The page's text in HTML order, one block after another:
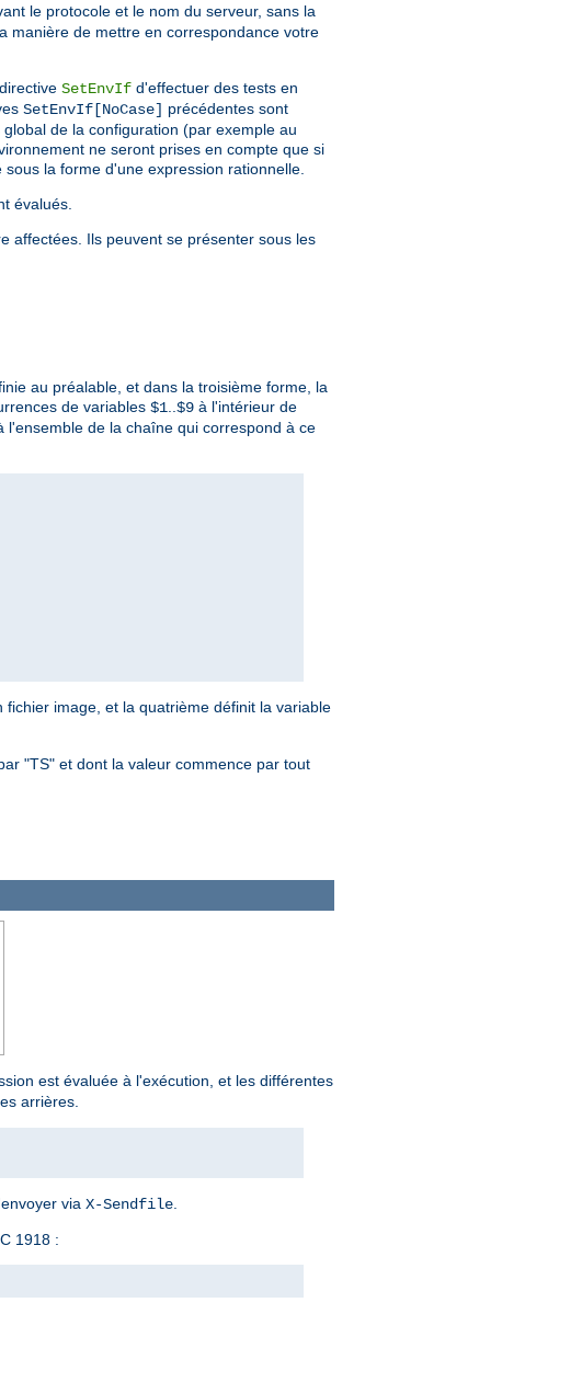
le protocole et le nom du serveur, sans la
manière de mettre en correspondance votre
SetEnvIf d'effectuer des tests en
SetEnvIf[NoCase] précédentes sont
de la configuration (par exemple au
ne seront prises en compte que si
la forme d'une expression rationnelle.
évalués.
affectées. Ils peuvent se présenter sous les
au préalable, et dans la troisième forme, la
de variables $1 $9 à l'intérieur de
l'ensemble de la chaîne qui correspond à ce
image, et la quatrième définit la variable
"TS" et dont la valeur commence par tout
est évaluée à l'exécution, et les différentes
arrières.
via X-Sendfile.
1918 :